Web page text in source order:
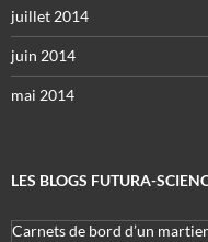
juillet 2014
juin 2014
mai 2014
LES BLOGS FUTURA-
Carnets de bord d’un